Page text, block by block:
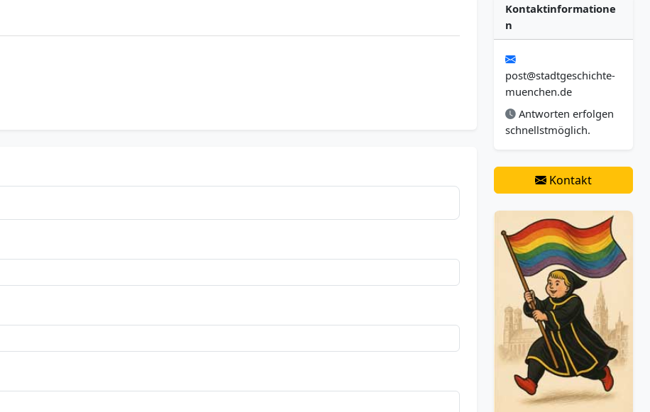
Kontaktinformatione
n
post@stadtgeschichte-
muenchen.de
Antworten erfolgen
schnellstmöglich.
Kontakt